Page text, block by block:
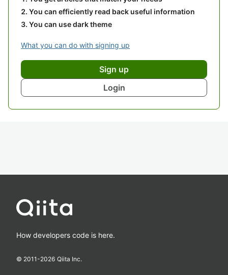
You can efficiently read back useful information
You can use dark theme
What you can do with signing up
Sign up
Login
How developers code is here.
© 2011-2026 Qiita Inc.